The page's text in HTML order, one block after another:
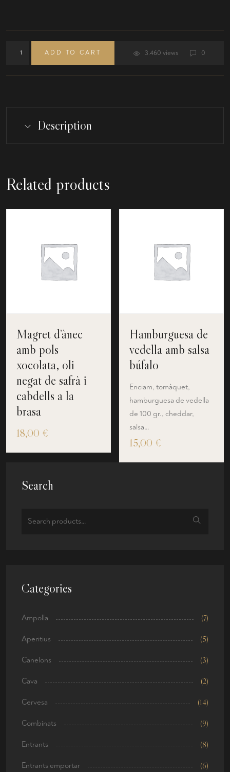
ADD TO CART 3.460 views 0
Description
Related products
Magret d’ànec
amb pols
xocolata, oli
negat de safrà i
cabdells a la
brasa
18,00 €
Hamburguesa de
vedella amb salsa
búfalo
Enciam, tomàquet,
hamburguesa de vedella
de 100 gr., cheddar,
salsa…
15,00 €
Search
Categories
Ampolla (7)
Aperitius (5)
Canelons (3)
Cava (2)
Cervesa (14)
Combinats (9)
Entrants (8)
Entrants emportar (6)